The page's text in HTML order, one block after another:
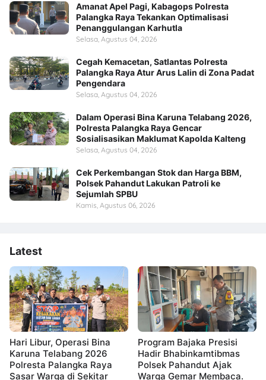
Amanat Apel Pagi, Kabagops Polresta
Palangka Raya Tekankan Optimalisasi
Penanggulangan Karhutla
Selasa, Agustus 04, 2026
Cegah Kemacetan, Satlantas Polresta
Palangka Raya Atur Arus Lalin di Zona Padat
Pengendara
Selasa, Agustus 04, 2026
Dalam Operasi Bina Karuna Telabang 2026,
Polresta Palangka Raya Gencar
Sosialisasikan Maklumat Kapolda Kalteng
Selasa, Agustus 04, 2026
Cek Perkembangan Stok dan Harga BBM,
Polsek Pahandut Lakukan Patroli ke
Sejumlah SPBU
Kamis, Agustus 06, 2026
Latest
Hari Libur, Operasi Bina
Karuna Telabang 2026
Polresta Palangka Raya
Sasar Warga di Sekitar
Program Bajaka Presisi
Hadir Bhabinkamtibmas
Polsek Pahandut Ajak
Warga Gemar Membaca.